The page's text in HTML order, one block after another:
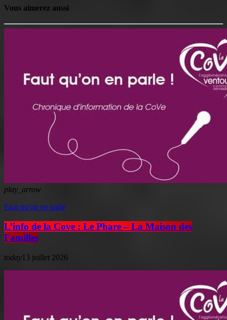
Vous aimerez aussi
play_arrow
Faut qu'on en parle
L’info de la Cove : Le Phare – La Maison des
Familles
today13 juillet 2026